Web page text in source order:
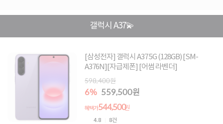
갤럭시 A37💫
[삼성전자] 갤럭시 A37 5G (128GB) [SM-
A376N][자급제폰] [어썸 라벤더]
598,400원
6% 559,500원
혜택가544,500원
4.8 8건